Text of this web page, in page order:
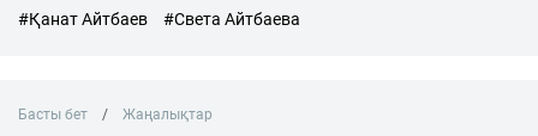
#Қанат Айтбаев #Света Айтбаева
Басты бет Жаңалықтар